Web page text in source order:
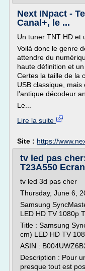
Next INpact -
Canal+, le ...
Un tuner TNT HD et
Voilà donc le genre
attendre du
haute définition et
Certes la taille de la
USB classique,
l'antique décodeur
Le...
Lire la suite
Site : https://
tv led pas
T23A550
tv led 3d pas cher
Thursday, June 6,
Samsung
LED HD TV 1080p
Title : Samsung
cm) LED HD TV
ASIN :
Description : Pour
presque tout est